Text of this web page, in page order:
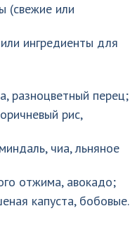
(свежие или
ингредиенты для
разноцветный перец;
рис,
чиа, льняное
отжима, авокадо;
капуста, бобовые.